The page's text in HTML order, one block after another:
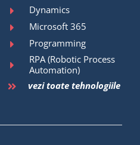
Dynamics
Microsoft 365
Programming
RPA (Robotic Process
Automation)
vezi toate tehnologiile